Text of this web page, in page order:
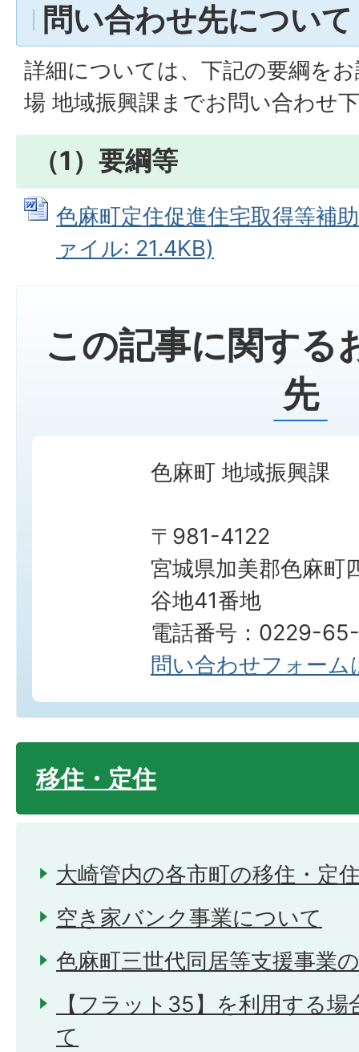
問い合わせ先について
詳細については、下記の要綱を
場 地域振興課までお問い合わせ
（1）要綱等
色麻町定住促進住宅取得等補
ァイル: 21.4KB)
この記事に関する
先
色麻町 地域振興課
〒981-4122
宮城県加美郡色麻町
谷地41番地
電話番号：0229-
問い合わせフォーム
移住・定住
大崎管内の各市町の移住・定
空き家バンク事業について
色麻町三世代同居等支援事業
【フラット35】を利用する
て